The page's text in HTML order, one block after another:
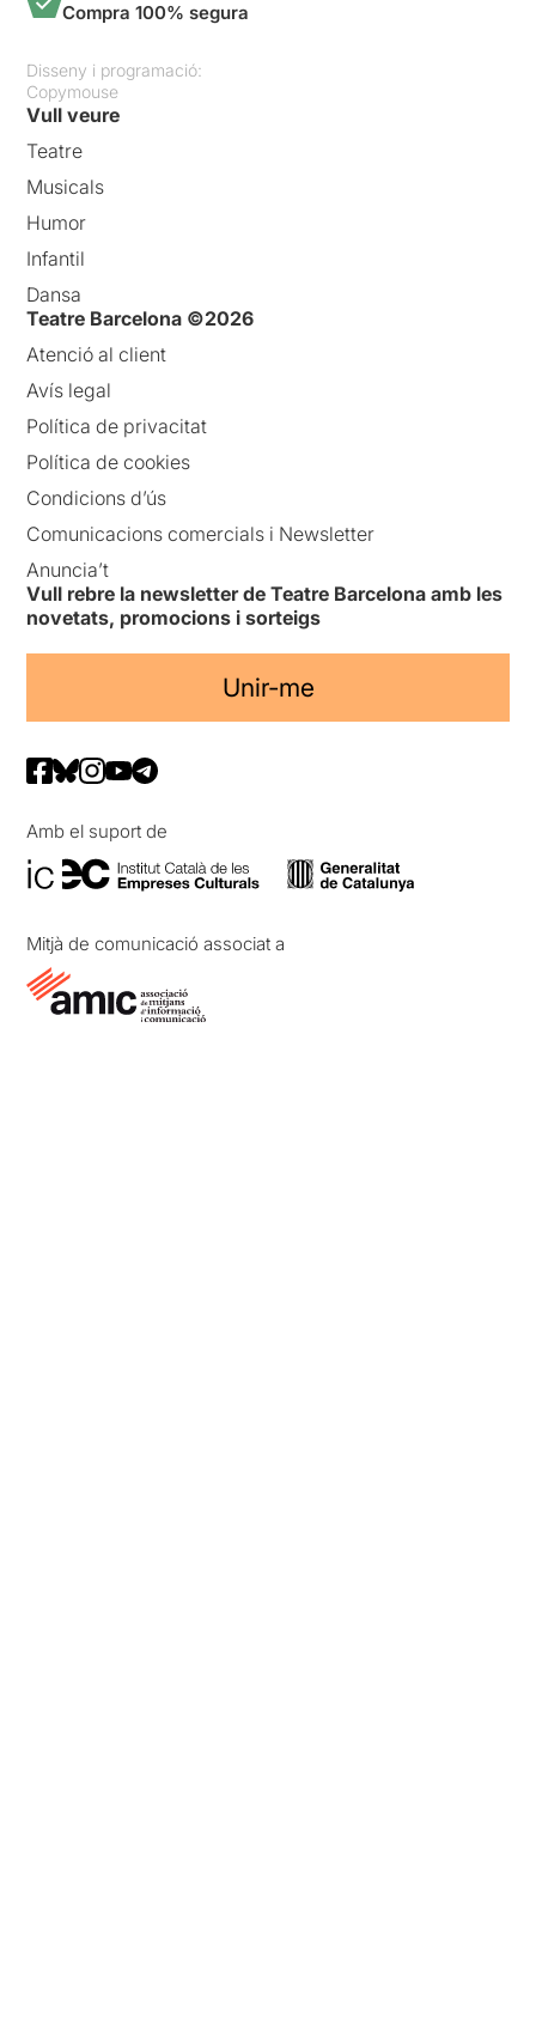
Compra 100% segura
Disseny i programació:
Copymouse
Vull veure
Teatre
Musicals
Humor
Infantil
Dansa
Teatre Barcelona ©2026
Atenció al client
Avís legal
Política de privacitat
Política de cookies
Condicions d’ús
Comunicacions comercials i Newsletter
Anuncia’t
Vull rebre la newsletter de Teatre Barcelona amb les
novetats, promocions i sorteigs
Unir-me
Amb el suport de
Mitjà de comunicació associat a